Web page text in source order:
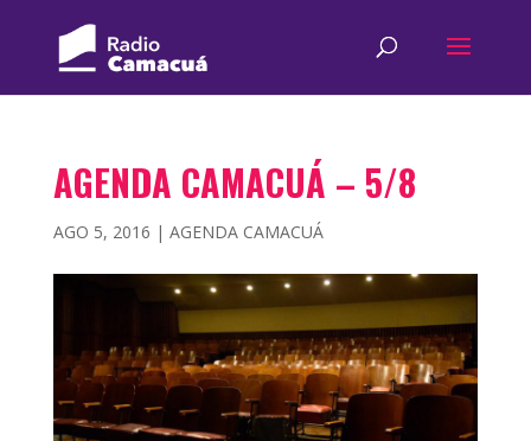
AGENDA CAMACUÁ – 5/8
AGO 5, 2016 | AGENDA CAMACUÁ